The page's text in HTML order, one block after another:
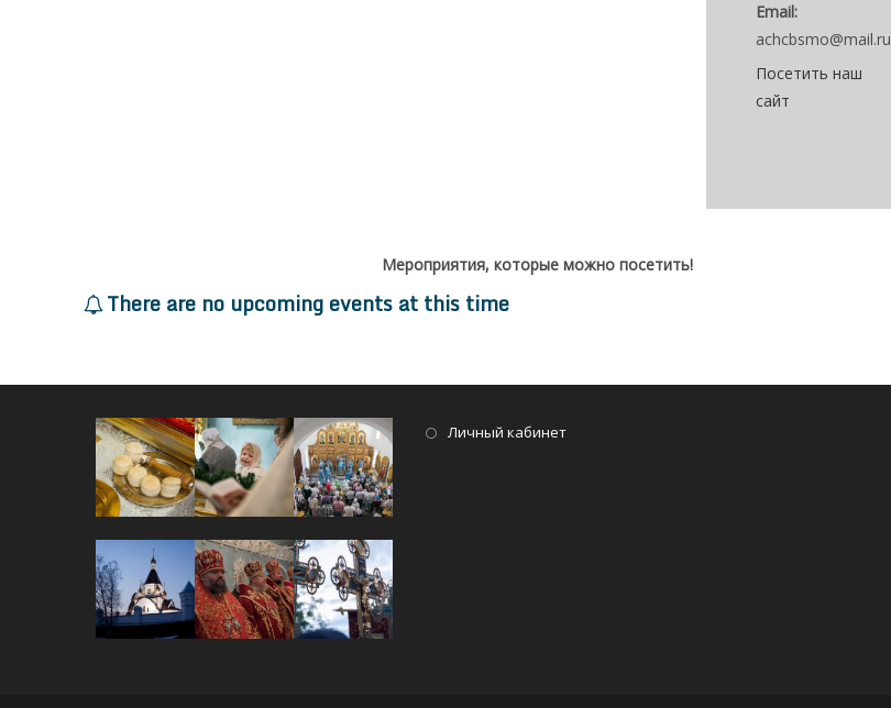
Email:
achcbsmo@mail.ru
Посетить наш
сайт
Мероприятия, которые можно посетить!
There are no upcoming events at this time
Личный кабинетOpens